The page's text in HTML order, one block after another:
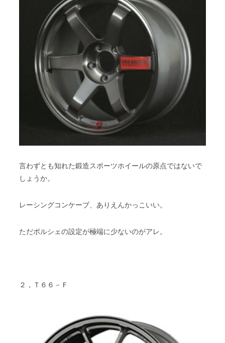
言わずとも知れた鍛造スポーツホイールの原点ではないで
しょうか。
レーシングコンケーブ、ありえんかっこいい。
ただポルシェの設定が極端に少ないのがアレ。
２，Ｔ６６－Ｆ